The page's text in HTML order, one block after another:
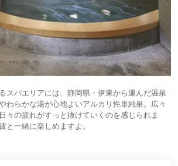
スパエリアには、静岡県・伊東から運んだ温泉
わらかな湯が心地よいアルカリ性単純泉。広々
々の疲れがすっと抜けていくのを感じられま
と一緒に楽しめますよ。